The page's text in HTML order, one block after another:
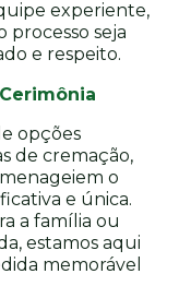
experiente,
processo seja
e respeito.
opções
de cremação,
o
e única.
a família ou
estamos aqui
memorável